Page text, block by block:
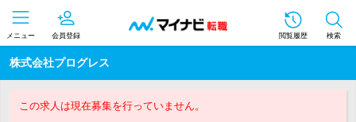
メニュー 会員登録 閲覧履歴 検索
株式会社プログレス
この求人は現在募集を行っていません。